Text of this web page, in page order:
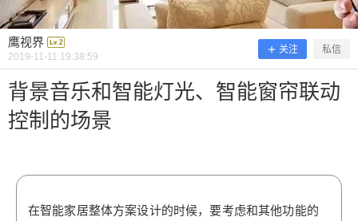
鹰视界
2019-11-11 19:38:59
关注 私信
背景音乐和智能灯光、智能窗帘联动
控制的场景
在智能家居整体方案设计的时候，要考虑和其他功能的
背景音乐和智能灯光、智能窗帘联动控
在智能家居整体方案设计的时候，要考虑和其他功